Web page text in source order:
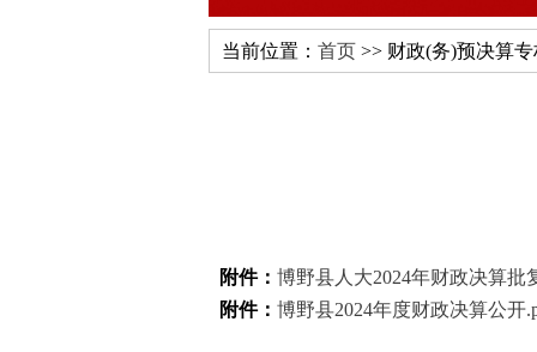
当前位置： 首页 >> 财政(务)预决算专
附件： 博野县人大2024年财政决算批
附件： 博野县2024年度财政决算公开